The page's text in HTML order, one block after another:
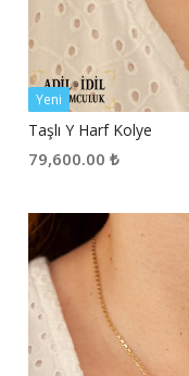
Yeni
Taşlı Y Harf Kolye
79,600.00 ₺